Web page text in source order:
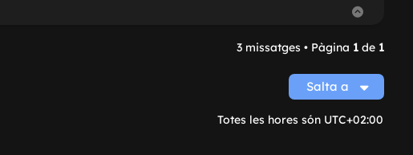
n
’
i
i
3 missatges • Pàgina 1 de 1
Salta a
Totes les hores són UTC+02:00